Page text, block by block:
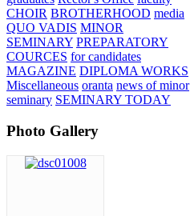
CHOIR BROTHERHOOD media
QUO VADIS MINOR
SEMINARY PREPARATORY
COURCES for candidates
MAGAZINE DIPLOMA WORKS
Miscellaneous oranta news of minor
seminary SEMINARY TODAY
Photo Gallery